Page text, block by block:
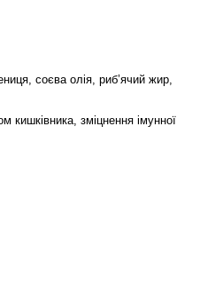
соєва олія, риб’ячий жир,
кишківника, зміцнення імунної